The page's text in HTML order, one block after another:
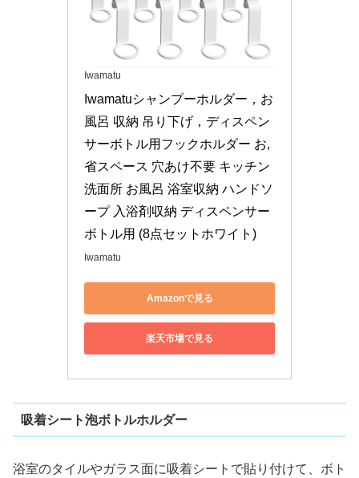
Iwamatu
Iwamatuシャンプーホルダー，お
風呂 収納 吊り下げ，ディスペン
サーボトル用フックホルダー お,
省スペース 穴あけ不要 キッチン
洗面所 お風呂 浴室収納 ハンドソ
ープ 入浴剤収納 ディスペンサー
ボトル用 (8点セットホワイト)
Iwamatu
Amazonで見る
楽天市場で見る
吸着シート泡ボトルホルダー
浴室のタイルやガラス面に吸着シートで貼り付けて、ボト